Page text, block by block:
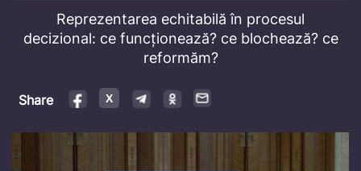
Reprezentarea echitabilă în procesul
decizional: ce funcționează? ce blochează? ce
reformăm?
Share